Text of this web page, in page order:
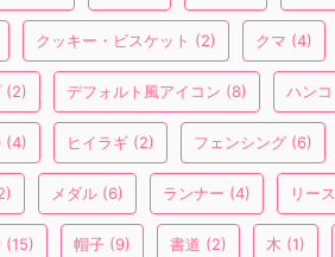
クッキー・ビスケット (2) クマ (4)
(2) デフォルト風アイコン (8) ハンコ
(4) ヒイラギ (2) フェンシング (6)
メダル (6) ランナー (4) リース
(15) 帽子 (9) 書道 (2) 木 (1)